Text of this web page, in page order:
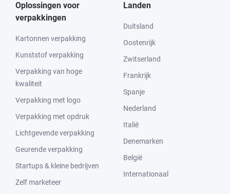
Oplossingen voor
verpakkingen
Kartonnen verpakking
Kunststof verpakking
Verpakking van hoge
kwaliteit
Verpakking met logo
Verpakking met opdruk
Lichtgevende verpakking
Geurende verpakking
Startups & kleine bedrijven
Zelf marketeer
Landen
Duitsland
Oostenrijk
Zwitserland
Frankrijk
Spanje
Nederland
Italië
Denemarken
België
Internationaal